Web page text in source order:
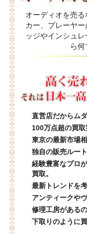
オーディオを売
カー、プレーヤ
ッジやインシュ
ら何
直営店だからム
100万点超の買取
東京の最新市場
独自の販売ルー
経験豊富なプロ
買取。
最新トレンドを
アンティークや
修理工房がある
下取りのように